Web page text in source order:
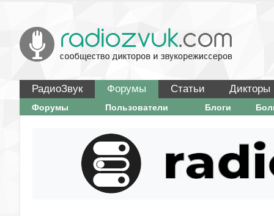
РадиоЗвук Форумы Статьи Дикторы
Форумы Пользователи Блоги